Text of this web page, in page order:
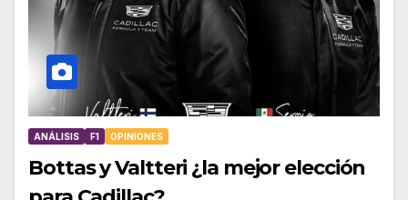
ANÁLISIS F1 OPINIONES
Bottas y Valtteri ¿la mejor elección